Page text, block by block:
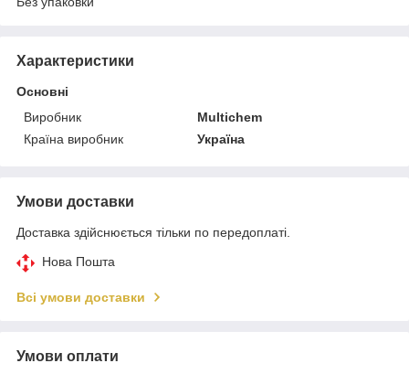
Характеристики
Основні
Виробник
Multichem
Країна виробник
Україна
Умови доставки
Доставка здійснюється тільки по передоплаті.
Нова Пошта
Всі умови доставки
Умови оплати